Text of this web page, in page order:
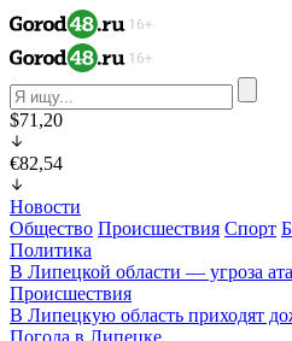
$71,20
€82,54
Новости
Общество Происшествия Спорт
Политика
В Липецкой области — угроза
Происшествия
В Липецкую область приходят
Погода в Липецке